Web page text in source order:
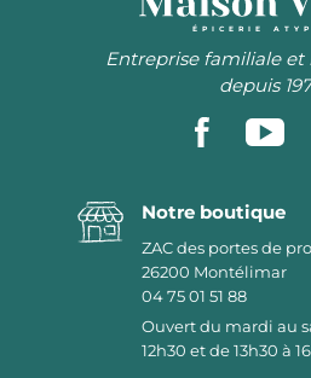
ÉPICERIE
Entreprise familiale
depuis
Notre boutique
ZAC des portes de
26200 Montélimar
04 75 01 51 88
Ouvert du mardi au
12h30 et de 13h30 à